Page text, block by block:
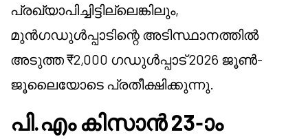
പ്രഖ്യാപിച്ചിട്ടില്ലെങ്കിലും,
മുൻഗഡുൾപ്പാടിന്റെ അടിസ്ഥാനത്തിൽ
അടുത്ത ₹2,000 ഗഡുൾപ്പാട് 2026 ജൂൺ-
ജൂലൈയോടെ പ്രതീക്ഷിക്കുന്നു.
പി.എം കിസാൻ 23-ാം